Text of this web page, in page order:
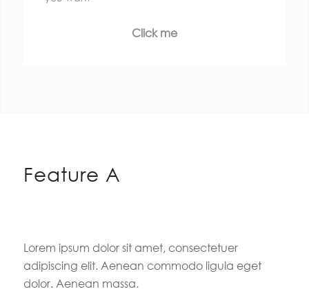
Click me
Feature A
Lorem ipsum dolor sit amet, consectetuer
adipiscing elit. Aenean commodo ligula eget
dolor. Aenean massa.